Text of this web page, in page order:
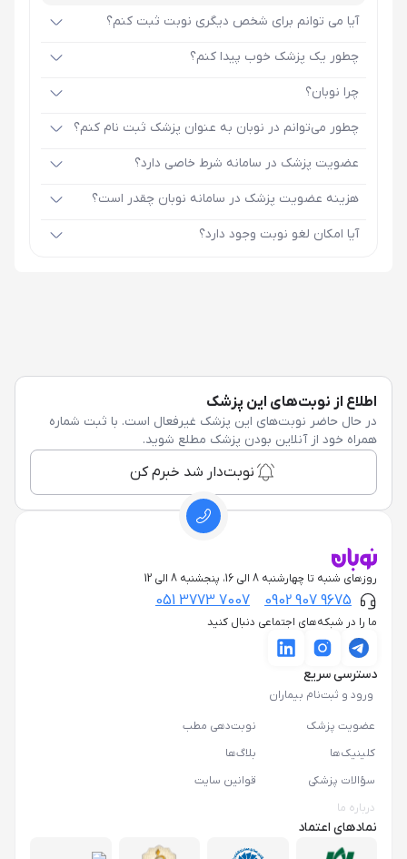
آیا می توانم برای شخص دیگری نوبت ثبت کنم؟
چطور یک پزشک خوب پیدا کنم؟
چرا نوبان؟
چطور می‌توانم در نوبان به عنوان پزشک ثبت نام کنم؟
عضویت پزشک در سامانه شرط خاصی دارد؟
هزینه عضویت پزشک در سامانه نوبان چقدر است؟
آیا امکان لغو نوبت وجود دارد؟
اطلاع از نوبت‌های این پزشک
در حال حاضر نوبت‌های این پزشک غیرفعال است. با ثبت شماره
همراه خود از آنلاین بودن پزشک مطلع شوید.
نوبت‌دار شد خبرم کن
روزهای شنبه تا چهارشنبه 8 الی 16، پنجشنبه 8 الی 12
0902 907 9675
051 3773 7007
ما را در شبکه‌های اجتماعی دنبال کنید
دسترسی سریع
ورود و ثبت‌نام بیماران
عضویت پزشک
نوبت‌دهی مطب
کلینیک‌ها
بلاگ‌ها
سؤالات پزشکی
قوانین سایت
درباره ما
نمادهای اعتماد